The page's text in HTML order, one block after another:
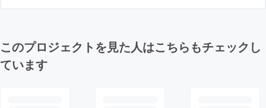
このプロジェクトを見た人はこちらもチェックし
ています